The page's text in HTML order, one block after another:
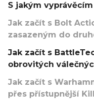
S jakým
Jak začít s Bolt
zasazeným do
Jak začít s
obrovitých
Jak začít s
přes přístupnější